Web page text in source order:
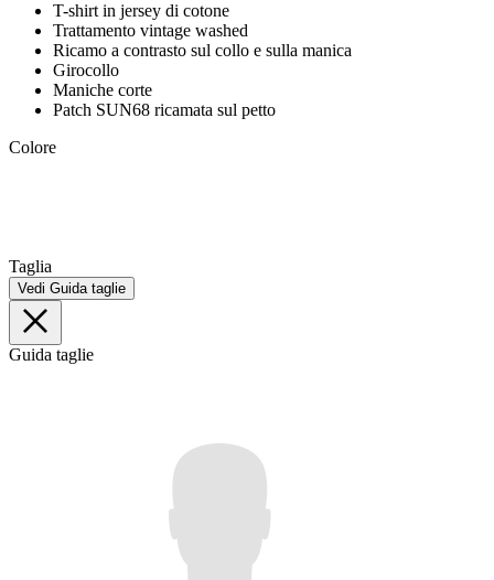
T-shirt in jersey di cotone
Trattamento vintage washed
Ricamo a contrasto sul collo e sulla manica
Girocollo
Maniche corte
Patch SUN68 ricamata sul petto
Colore
Taglia
Vedi Guida taglie
Guida taglie